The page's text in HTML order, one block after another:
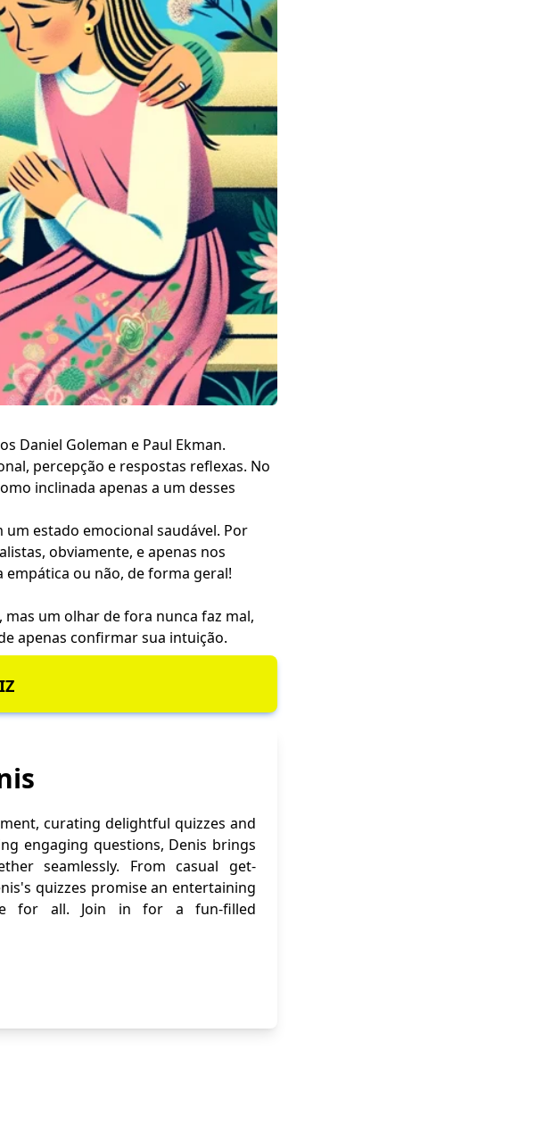
Daniel Goleman e Paul Ekman.
percepção e respostas reflexas. No
inclinada apenas a um desses
estado emocional saudável. Por
obviamente, e apenas nos
ou não, de forma geral!
um olhar de fora nunca faz mal,
apenas confirmar sua intuição.
curating delightful quizzes and
engaging questions, Denis brings
seamlessly. From casual get-
quizzes promise an entertaining
for all. Join in for a fun-filled